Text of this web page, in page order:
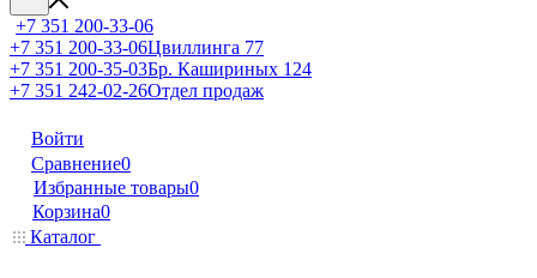
+7 351 200-33-06
+7 351 200-33-06Цвиллинга 77
+7 351 200-35-03Бр. Кашириных 124
+7 351 242-02-26Отдел продаж
Войти
Сравнение0
Избранные товары0
Корзина0
Каталог